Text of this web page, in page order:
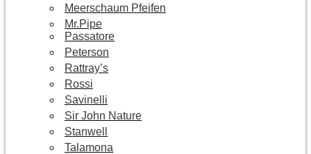
Meerschaum Pfeifen
Mr.Pipe
Passatore
Peterson
Rattray’s
Rossi
Savinelli
Sir John Nature
Stanwell
Talamona